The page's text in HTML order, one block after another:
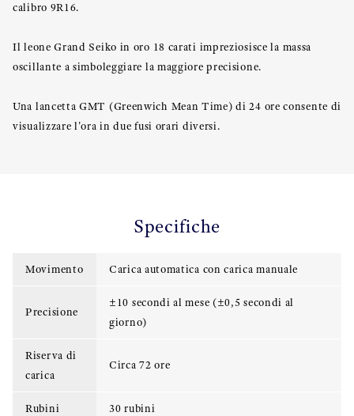
calibro 9R16.
Il leone Grand Seiko in oro 18 carati impreziosisce la massa
oscillante a simboleggiare la maggiore precisione.
Una lancetta GMT (Greenwich Mean Time) di 24 ore consente di
visualizzare l'ora in due fusi orari diversi.
Specifiche
Movimento Carica automatica con carica manuale
Precisione
±10 secondi al mese (±0,5 secondi al
giorno)
Riserva di
carica
Circa 72 ore
Rubini 30 rubini